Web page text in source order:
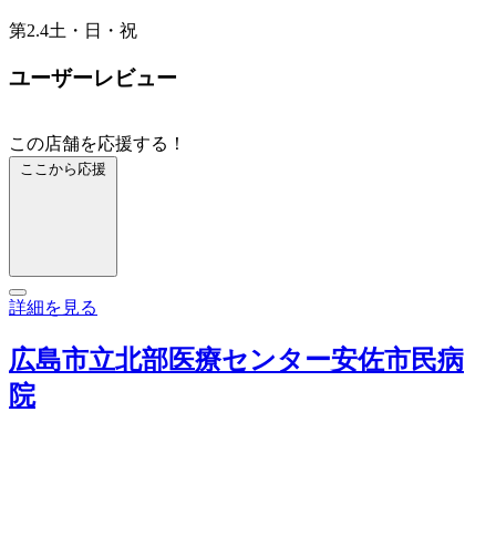
第2.4土・日・祝
ユーザーレビュー
この店舗を応援する！
ここから応援
詳細を見る
広島市立北部医療センター安佐市民病
院